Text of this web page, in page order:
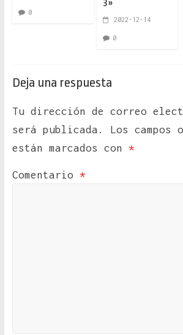
0
3»
2022-12-14
0
Deja una respuesta
Tu dirección de correo
será publicada.
Los
están marcados con *
Comentario *